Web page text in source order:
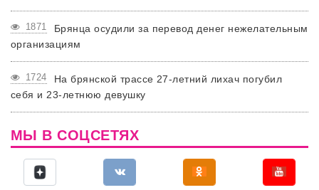
1871
Брянца осудили за перевод денег нежелательным
организациям
1724
На брянской трассе 27-летний лихач погубил
себя и 23-летнюю девушку
МЫ В СОЦСЕТЯХ